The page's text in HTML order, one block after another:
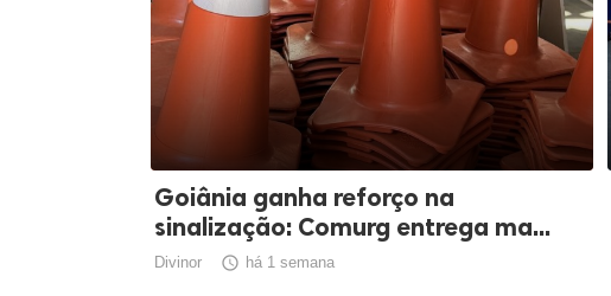
Goiânia ganha reforço na
sinalização: Comurg entrega ma...
Divinor  há 1 semana